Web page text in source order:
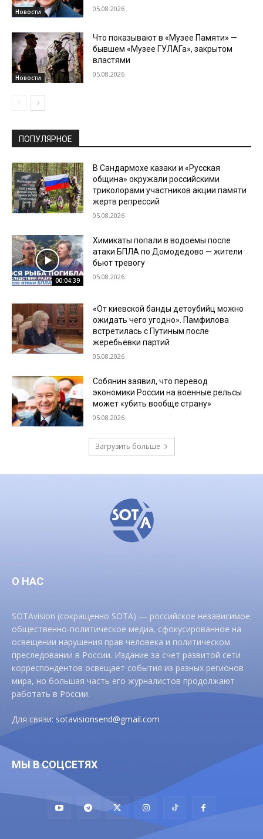
Новости 05.08.2026
Новости
Что показывают в «Музее Памяти» —
бывшем «Музее ГУЛАГа», закрытом
властями
05.08.2026
ПОПУЛЯРНОЕ
В Сандармохе казаки и «Русская
община» окружали российскими
триколорами участников акции памяти
жертв репрессий
05.08.2026
00:04:39
Химикаты попали в водоемы после
атаки БПЛА по Домодедово — жители
бьют тревогу
05.08.2026
«От киевской банды детоубийц можно
ожидать чего угодно». Памфилова
встретилась с Путиным после
жеребьевки партий
05.08.2026
Собянин заявил, что перевод
экономики России на военные рельсы
может «убить вообще страну»
05.08.2026
Загрузить больше
О НАС
SOTAvision (сокращенно SOTA) — российское независимое
общественно-политическое медиа, сфокусированное на
освещении нарушения прав человека и политическом
преследовании в России. Издание за счет развитой сети
корреспондентов освещает события из разных регионов
мира, но большая часть его журналистов продолжают
работать в России.
Для связи:sotavisionsend@gmail.com
МЫ В СОЦСЕТЯХ